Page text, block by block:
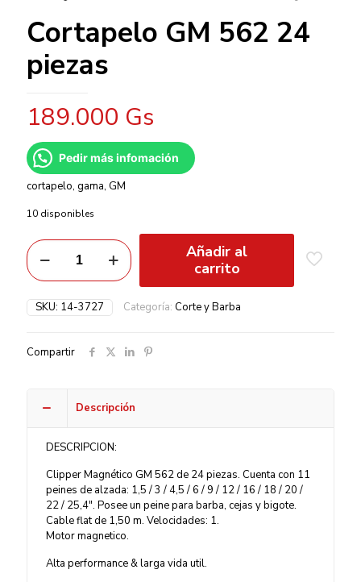
Cortapelo GM 562 24
piezas
189.000 Gs
Pedir más infomación
cortapelo, gama, GM
10 disponibles
Añadir al
carrito
SKU: 14-3727 Categoría: Corte y Barba
Compartir
Descripción
DESCRIPCION:
Clipper Magnético GM 562 de 24 piezas. Cuenta con 11
peines de alzada: 1,5 / 3 / 4,5 / 6 / 9 / 12 / 16 / 18 / 20 /
22 / 25,4″. Posee un peine para barba, cejas y bigote.
Cable flat de 1,50 m. Velocidades: 1.
Motor magnetico.
Alta performance & larga vida util.